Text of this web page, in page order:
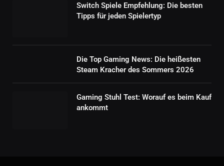
Switch Spiele Empfehlung: Die besten
Tipps für jeden Spielertyp
Die Top Gaming News: Die heißesten
Steam Kracher des Sommers 2026
Gaming Stuhl Test: Worauf es beim Kauf
ankommt